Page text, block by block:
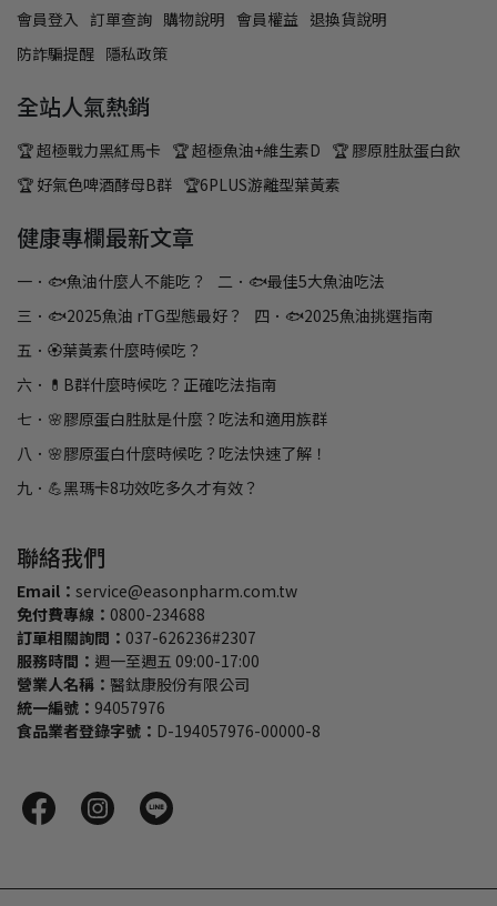
會員登入 訂單查詢 購物說明 會員權益 退換貨說明
防詐騙提醒 隱私政策
全站人氣熱銷
🏆 超極戰力黑紅馬卡 🏆 超極魚油+維生素D 🏆 膠原胜肽蛋白飲
🏆 好氣色啤酒酵母B群 🏆6PLUS游離型葉黃素
健康專欄最新文章
一．🐟魚油什麼人不能吃？
二．🐟最佳5大魚油吃法
三．🐟2025魚油 rTG型態最好？
四．🐟2025魚油挑選指南
五．🏵️葉黃素什麼時候吃？
六．💊B群什麼時候吃？正確吃法指南
七．🌸膠原蛋白胜肽是什麼？吃法和適用族群
八．🌸膠原蛋白什麼時候吃？吃法快速了解！
九．💪黑瑪卡8功效吃多久才有效？
聯絡我們
Email： service@easonpharm.com.tw
免付費專線： 0800-234688
訂單相關詢問： 037-626236#2307
服務時間： 週一至週五 09:00-17:00
營業人名稱： 醫鈦康股份有限公司
統一編號： 94057976
食品業者登錄字號： D-194057976-00000-8